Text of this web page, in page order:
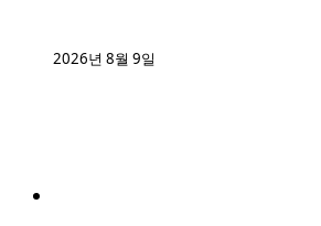
2026년 8월 9일